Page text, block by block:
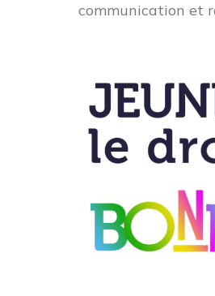
communication et